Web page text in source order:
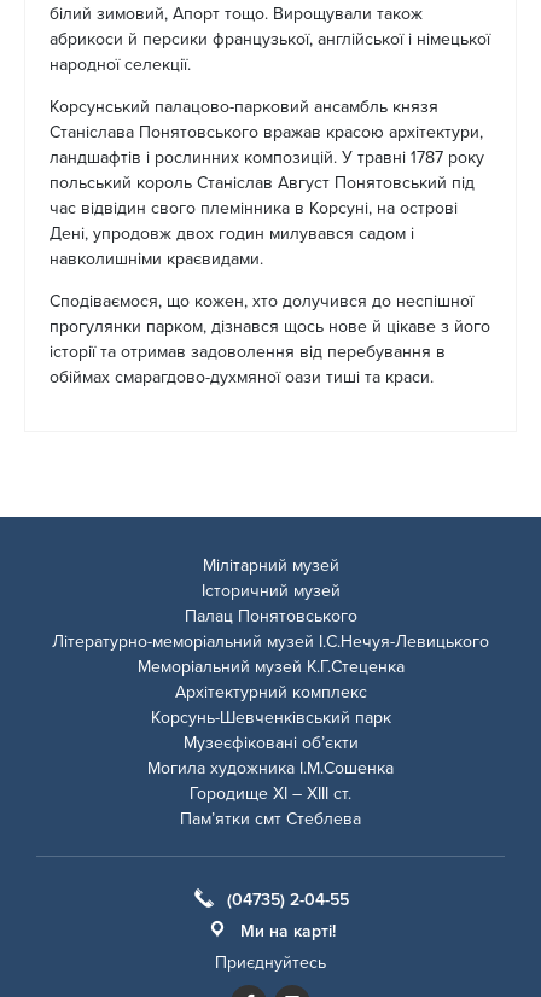
білий зимовий, Апорт тощо. Вирощували також
абрикоси й персики французької, англійської і німецької
народної селекції.
Корсунський палацово-парковий ансамбль князя
Станіслава Понятовського вражав красою архітектури,
ландшафтів і рослинних композицій. У травні 1787 року
польський король Станіслав Август Понятовський під
час відвідин свого племінника в Корсуні, на острові
Дені, упродовж двох годин милувався садом і
навколишніми краєвидами.
Сподіваємося, що кожен, хто долучився до неспішної
прогулянки парком, дізнався щось нове й цікаве з його
історії та отримав задоволення від перебування в
обіймах смарагдово-духмяної оази тиші та краси.
Мілітарний музей
Історичний музей
Палац Понятовського
Літературно-меморіальний музей І.С.Нечуя-Левицького
Меморіальний музей К.Г.Стеценка
Архітектурний комплекс
Корсунь-Шевченківський парк
Музеєфіковані об’єкти
Могила художника І.М.Сошенка
Городище ХІ – ХІІІ ст.
Пам’ятки смт Стеблева
(04735) 2-04-55
Ми на карті!
Приєднуйтесь